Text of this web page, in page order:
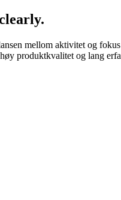
mellom aktivitet og
produktkvalitet og lang